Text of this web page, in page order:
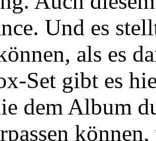
Und es
als es
Set gibt es
dem Album